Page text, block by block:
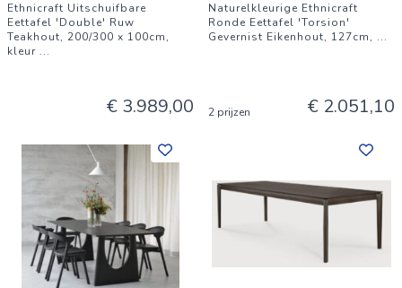
Ethnicraft Uitschuifbare
Eettafel 'Double' Ruw
Teakhout, 200/300 x 100cm,
kleur ...
€ 3.989,00
Naturelkleurige Ethnicraft
Ronde Eettafel 'Torsion'
Gevernist Eikenhout, 127cm, ...
2 prijzen € 2.051,10